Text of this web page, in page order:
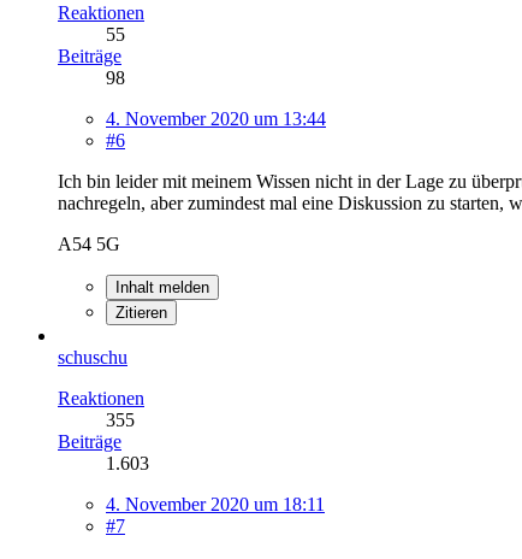
Reaktionen
55
Beiträge
98
4. November 2020 um 13:44
#6
Ich bin leider mit meinem Wissen nicht in der Lage zu
nachregeln, aber zumindest mal eine Diskussion zu starten,
A54 5G
Inhalt melden
Zitieren
schuschu
Reaktionen
355
Beiträge
1.603
4. November 2020 um 18:11
#7